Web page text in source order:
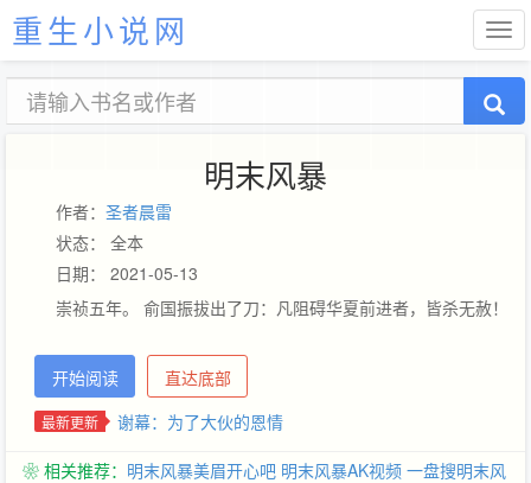
重生小说网
明末风暴
作者： 圣者晨雷
状态： 全本
日期： 2021-05-13
崇祯五年。 俞国振拔出了刀：凡阻碍华夏前进者，皆杀无赦！
开始阅读 直达底部
最新更新 谢幕：为了大伙的恩情
❀ 相关推荐： 明末风暴美眉开心吧 明末风暴AK视频 一盘搜明末风